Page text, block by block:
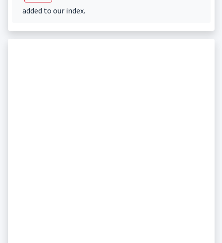
added to our index.